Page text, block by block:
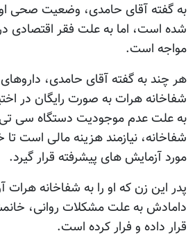
به گفته آقای حامدی، وضعیت صحی
شده است، اما به علت فقر اقتصادی
مواجه است.
هر چند به گفته آقای حامدی، داروهای
شفاخانه هرات به صورت رایگان در
به علت عدم موجودیت دستگاه سی
شفاخانه، نیازمند هزینه مالی است
مورد آزمایش های پیشرفته قرار گیرد.
پدر این زن که او را به شفاخانه هرات
دامادش به علت مشکلات روانی،
قرار داده و فرار کرده است.